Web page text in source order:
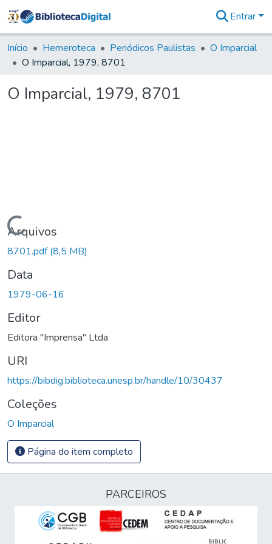
&
Coleções
Tudo na
Digital
Entrar
Início Hemeroteca Periódicos Paulistas
O Imparcial
O Imparcial, 1979, 8701
O Imparcial, 1979, 8701
Carregando...
Arquivos
8701.pdf(8,5 MB)
Data
1979-06-16
Editor
Editora "Imprensa" Ltda
URI
https://bibdig.biblioteca.unesp.br/handle/10/30437
Coleções
O Imparcial
Página do item completo
PARCEIROS